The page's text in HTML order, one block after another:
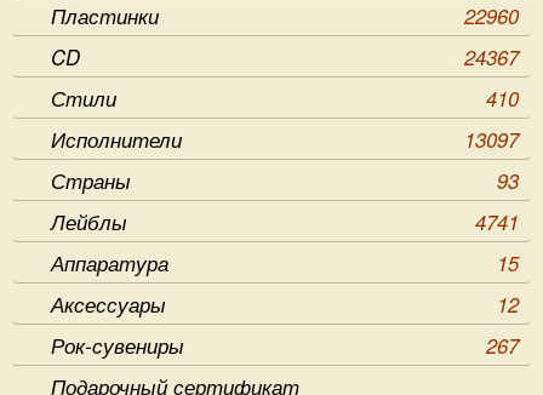
Пластинки
22960
CD
24367
Стили
410
Исполнители
13097
Страны
93
Лейблы
4741
Аппаратура
15
Аксессуары
12
Рок-сувениры
267
Подарочный сертификат